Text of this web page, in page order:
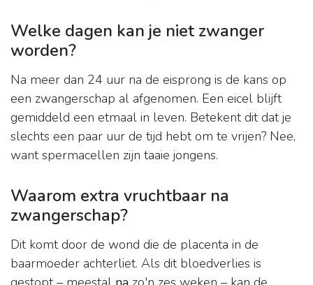
Welke dagen kan je niet zwanger
worden?
Na meer dan 24 uur na de eisprong is de kans op
een zwangerschap al afgenomen. Een eicel blijft
gemiddeld een etmaal in leven. Betekent dit dat je
slechts een paar uur de tijd hebt om te vrijen? Nee,
want spermacellen zijn taaie jongens.
Waarom extra vruchtbaar na
zwangerschap?
Dit komt door de wond die de placenta in de
baarmoeder achterliet. Als dit bloedverlies is